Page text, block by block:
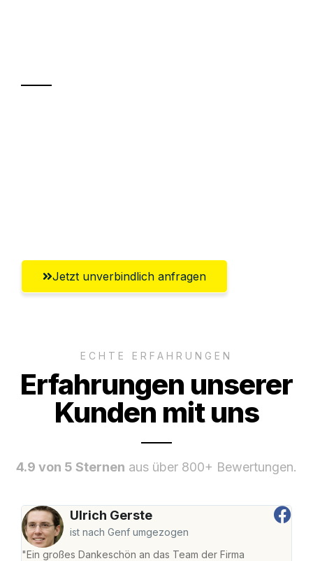
Jetzt unverbindlich anfragen
ECHTE ERFAHRUNGEN
Erfahrungen unserer
Kunden mit uns
4.9 von 5 Sternen aus über 800+ Bewertungen.
Ulrich Gerste
ist nach Genf umgezogen
"Ein großes Dankeschön an das Team der Firma